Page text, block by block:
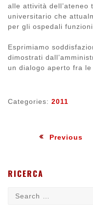
alle attività dell’ateneo
universitario che
per gli ospedali
Esprimiamo
dimostrati
un dialogo aperto fra le
Categories: 2011
Navigazione
Previous
RICERCA